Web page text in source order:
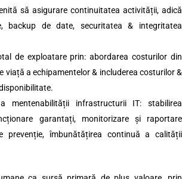
să asigurare continuitatea activității, adică
backup de date, securitatea & integritatea
de exploatare prin: abordarea costurilor din
viață a echipamentelor & includerea costurilor &
mentenabilității infrastructurii IT: stabilirea
garantați, monitorizare și raportare
prevenție, îmbunătățirea continuă a calității